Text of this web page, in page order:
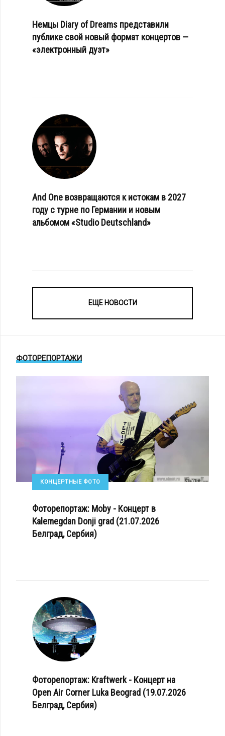
Немцы Diary of Dreams представили
публике свой новый формат концертов —
«электронный дуэт»
And One возвращаются к истокам в 2027
году с турне по Германии и новым
альбомом «Studio Deutschland»
ЕЩЕ НОВОСТИ
ФОТОРЕПОРТАЖИ
КОНЦЕРТНЫЕ ФОТО
Фоторепортаж: Moby - Концерт в
Kalemegdan Donji grad (21.07.2026
Белград, Сербия)
Фоторепортаж: Kraftwerk - Концерт на
Open Air Corner Luka Beograd (19.07.2026
Белград, Сербия)